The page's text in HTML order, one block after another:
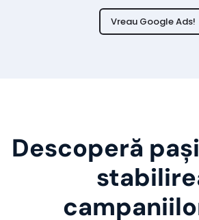
Vreau Google Ads!
Descoperă